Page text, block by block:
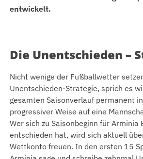
entwickelt.
Die Unentschieden –
Nicht wenige der Fußballwetter
Unentschieden-Strategie, sprich es
gesamten Saisonverlauf permanent
progressiver Weise auf eine
Wer sich zu Saisonbeginn für Arminia
entschieden hat, wird sich aktuell
Wettkonto freuen. In den ersten 15